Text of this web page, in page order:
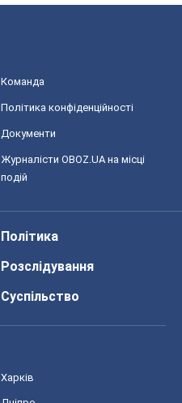
Команда
Політика конфіденційності
Документи
Журналісти OBOZ.UA на місці
подій
Політика
Розслідування
Суспільство
Харків